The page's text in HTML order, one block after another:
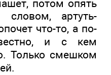
потом опять
словом, артуть-
что-то, а по-
и с кем
Только смешком